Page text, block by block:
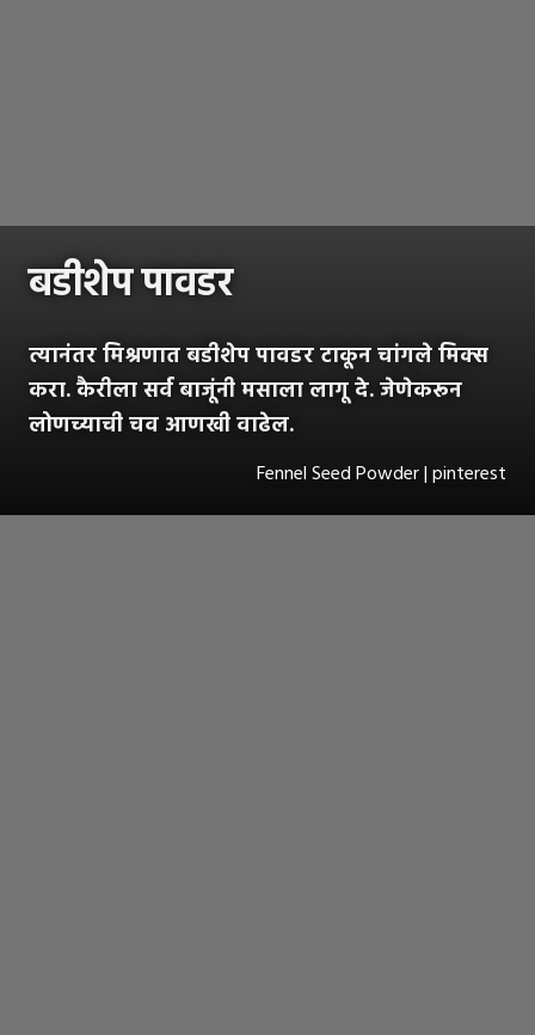
बडीशेप पावडर
त्यानंतर मिश्रणात बडीशेप पावडर टाकून चांगले मिक्स
करा. कैरीला सर्व बाजूंनी मसाला लागू दे. जेणेकरून
लोणच्याची चव आणखी वाढेल.
Fennel Seed Powder | pinterest